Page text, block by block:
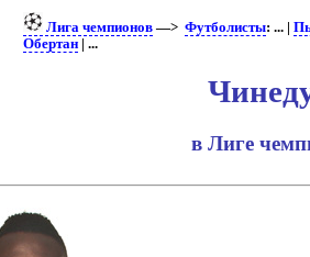
Лига чемпионов —>Футболисты: ... |
Обертан | ...
в Лиге